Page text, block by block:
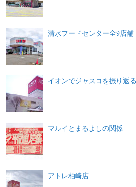
清水フードセンター全9店舗
イオンでジャスコを振り返る
マルイとまるよしの関係
アトレ柏崎店